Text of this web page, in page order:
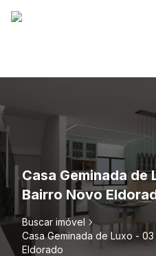
Casa Geminada
Bairro Novo
Buscar imóvel
Casa Geminada de Luxo -
Eldorado